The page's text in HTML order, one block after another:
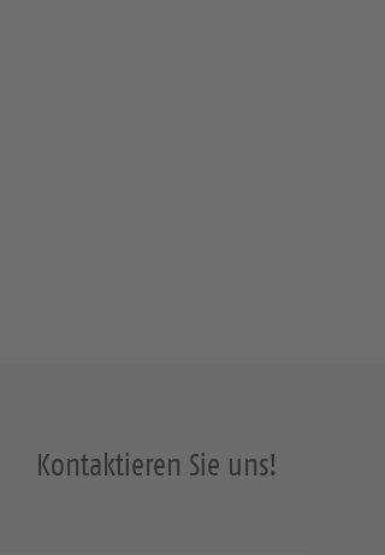
Kontaktieren Sie uns!